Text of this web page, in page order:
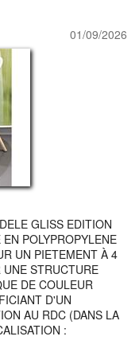
01/09/2026
GLISS EDITION
POLYPROPYLENE
UN PIETEMENT À 4
UNE STRUCTURE
DE COULEUR
D'UN
AU RDC (DANS LA
: